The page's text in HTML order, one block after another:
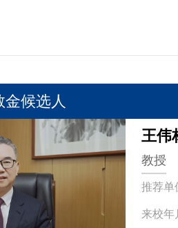
候选人
王伟
教授
推荐单
来校年